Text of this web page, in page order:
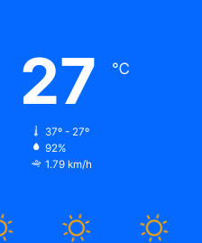
27 ℃
37º - 27º
92%
1.79 km/h